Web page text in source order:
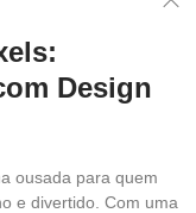
Design
ousada para quem
e divertido. Com uma